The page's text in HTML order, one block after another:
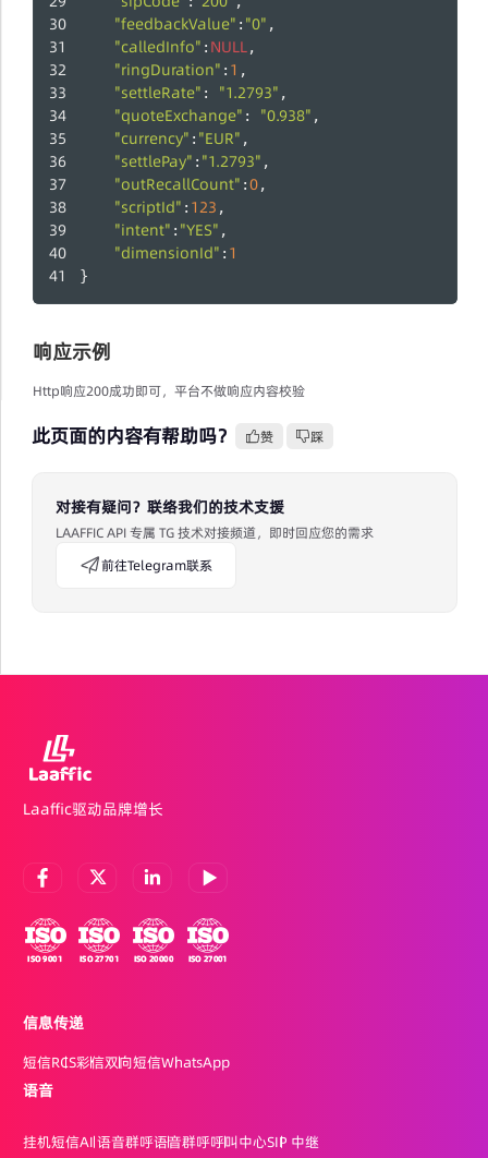
"feedbackValue" : "0" ,
"calledInfo" : NULL,
"ringDuration" : 1 ,
"settleRate" : "1.2793" ,
"quoteExchange" : "0.938" ,
"currency" : "EUR" ,
"settlePay" : "1.2793" ,
"outRecallCount" :0,
"scriptId" : 123 ,
"intent" : "YES" ,
"dimensionId" : 1
}
响应示例
Http响应200成功即可，平台不做响应内容校验
此页面的内容有帮助吗？ 赞 踩
对接有疑问？联络我们的技术支援
LAAFFIC API 专属 TG 技术对接频道，即时回应您的需求
前往Telegram联系
Laaffic驱动品牌增长
信息传递
短信RCS彩信双向短信WhatsApp
语音
挂机短信AI 语音群呼语音群呼呼叫中心SIP 中继